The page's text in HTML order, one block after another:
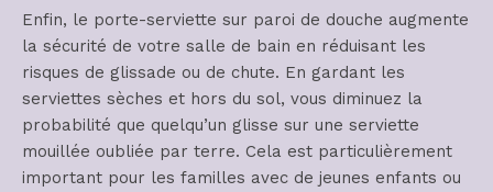
Enfin, le porte-serviette sur paroi de douche augmente
la sécurité de votre salle de bain en réduisant les
risques de glissade ou de chute. En gardant les
serviettes sèches et hors du sol, vous diminuez la
probabilité que quelqu’un glisse sur une serviette
mouillée oubliée par terre. Cela est particulièrement
important pour les familles avec de jeunes enfants ou